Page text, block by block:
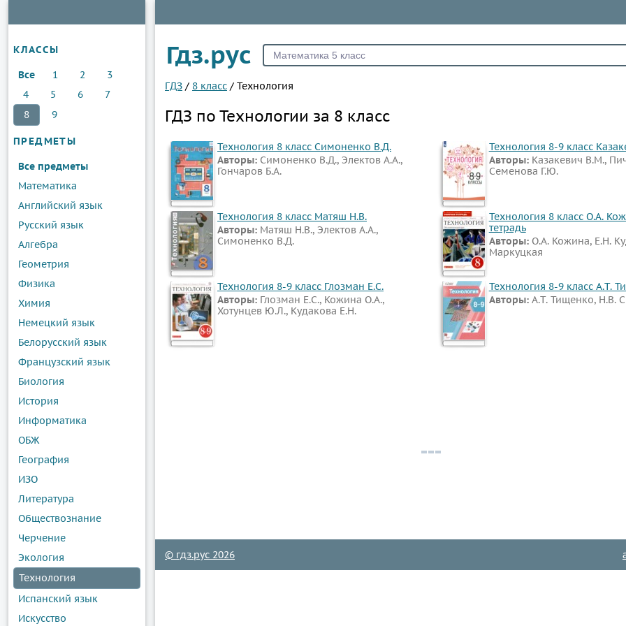
КЛАССЫ
Все
1 2
3
4
5 6
7
8
9
ПРЕДМЕТЫ
Все предметы
Математика
Английский язык
Русский язык
Алгебра
Геометрия
Физика
Химия
Немецкий язык
Белорусский язык
Французский язык
Биология
История
Информатика
ОБЖ
География
ИЗО
Литература
Обществознание
Черчение
Экология
Технология
Испанский язык
Искусство
Гдз.рус
ГДЗ / 8 класс / Технология
ГДЗ по Технологии за 8 класс
Технология 8 класс Симоненко В.Д.
Авторы: Симоненко В.Д., Электов А.А.,
Гончаров Б.А.
Технология 8-9 класс
Авторы: Казакевич В.М.,
Семенова Г.Ю.
Технология 8 класс Матяш Н.В.
Авторы: Матяш Н.В., Электов А.А.,
Симоненко В.Д.
Технология 8 класс О.А.
тетрадь
Авторы: О.А. Кожина, Е.Н.
Маркуцкая
Технология 8-9 класс Глозман Е.С.
Авторы: Глозман Е.С., Кожина О.А.,
Хотунцев Ю.Л., Кудакова Е.Н.
Технология 8-9 класс А.Т.
Авторы: А.Т. Тищенко, Н.В.
© гдз.рус 2026